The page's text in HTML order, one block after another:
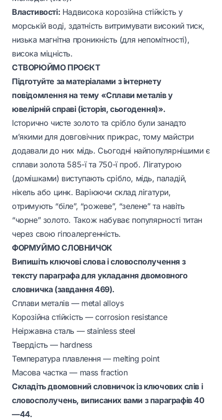
Властивості: Надвисока корозійна стійкість у
морській воді, здатність витримувати високий тиск,
низька магнітна проникність (для непомітності),
висока міцність.
СТВОРЮЙМО ПРОЄКТ
Підготуйте за матеріалами з інтернету
повідомлення на тему «Сплави металів у
ювелірній справі (історія, сьогодення)».
Історично чисте золото та срібло були занадто
м’якими для довговічних прикрас, тому майстри
додавали до них мідь. Сьогодні найпопулярнішими є
сплави золота 585-ї та 750-ї проб. Лігатурою
(домішками) виступають срібло, мідь, паладій,
нікель або цинк. Варіюючи склад лігатури,
отримують “біле”, “рожеве”, “зелене” та навіть
“чорне” золото. Також набуває популярності титан
через свою гіпоалергенність.
ФОРМУЙМО СЛОВНИЧОК
Випишіть ключові слова і словосполучення з
тексту параграфа для укладання двомовного
словничка (завдання 469).
Сплави металів — metal alloys
Корозійна стійкість — corrosion resistance
Неіржавна сталь — stainless steel
Твердість — hardness
Температура плавлення — melting point
Масова частка — mass fraction
Складіть двомовний словничок із ключових слів і
словосполучень, виписаних вами з параграфів 40
—44.